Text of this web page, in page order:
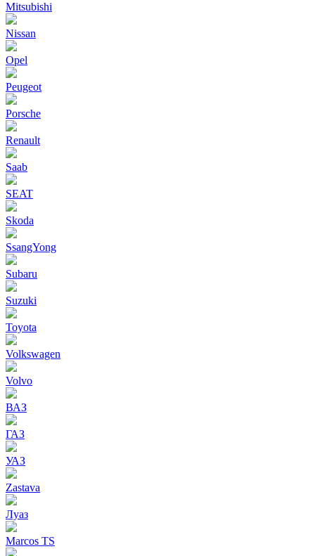
Mitsubishi
Nissan
Opel
Peugeot
Porsche
Renault
Saab
SEAT
Skoda
SsangYong
Subaru
Suzuki
Toyota
Volkswagen
Volvo
ВАЗ
ГАЗ
УАЗ
Zastava
Луаз
Marcos TS